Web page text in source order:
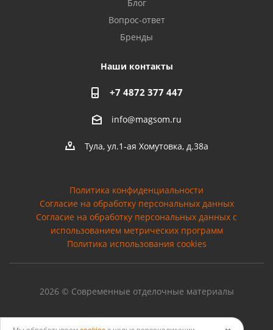
Блог
Вопрос-ответ
Бренды
Наши контакты
+7 4872 377 447
info@magsom.ru
Тула, ул.1-ая Хомутовка, д.38а
Политика конфиденциальности
Согласие на обработку персональных данных
Cогласие на обработку персональных данных с
использованием метрических программ
Политика использования cookies
2026 © Современные отделочные материалы